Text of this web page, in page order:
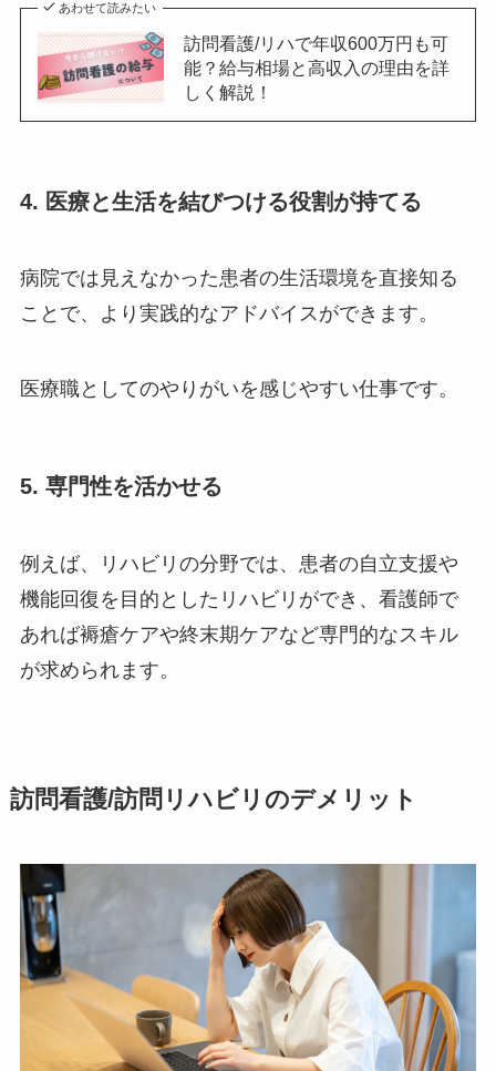
あわせて読みたい
訪問看護/リハで年収600万円も可
能？給与相場と高収入の理由を詳
しく解説！
4. 医療と生活を結びつける役割が持てる
病院では見えなかった患者の生活環境を直接知る
ことで、より実践的なアドバイスができます。
医療職としてのやりがいを感じやすい仕事です。
5. 専門性を活かせる
例えば、リハビリの分野では、患者の自立支援や
機能回復を目的としたリハビリができ、看護師で
あれば褥瘡ケアや終末期ケアなど専門的なスキル
が求められます。
訪問看護/訪問リハビリのデメリット